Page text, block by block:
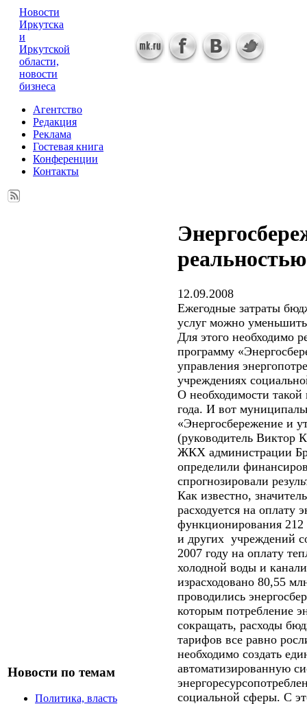
Новости
Иркутска
и
Иркутской
области,
новости
бизнеса
Агентство
Редакция
Реклама
Гостевая книга
Конференции
Контакты
Новости по темам
Политика, власть
реальностью
12.09.2008
Ежегодные затраты
услуг можно
Для этого необходимо
программу
управления
учреждениях
О необходимости
года. И вот
«Энергосбережение и
(руководитель Виктор
ЖКХ администрации
определили
спрогнозировали
Как известно,
расходуется на оплату
функционирования
и других учреждений
2007 году на оплату
холодной воды и
израсходовано 80,55
проводились
которым потребление
сокращать, расходы
тарифов все равно
необходимо создать
автоматизированную
социальной сферы. С